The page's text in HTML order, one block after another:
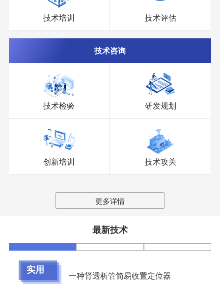
技术培训 技术评估
技术咨询
技术检验 研发规划
创新培训 技术攻关
更多详情
最新技术
实用 一种肾透析管简易收置定位器